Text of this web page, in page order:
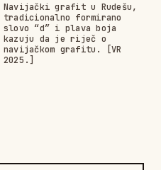
Navijački grafit u Rudešu,
tradicionalno formirano
slovo “d” i plava boja
kazuju da je riječ o
navijačkom grafitu. [VR
2025.]